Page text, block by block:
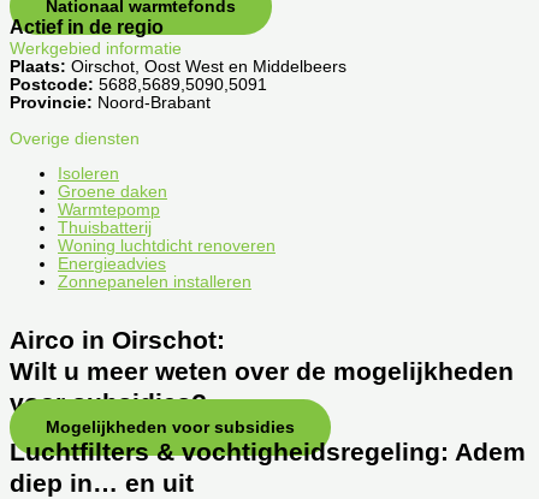
Nationaal warmtefonds
Actief in de regio
Werkgebied informatie
Plaats: Oirschot, Oost West en Middelbeers
Postcode: 5688,5689,5090,5091
Provincie: Noord-Brabant
Overige diensten
Isoleren
Groene daken
Warmtepomp
Thuisbatterij
Woning luchtdicht renoveren
Energieadvies
Zonnepanelen installeren
Airco in Oirschot:
Wilt u meer weten over de mogelijkheden
voor subsidies?
Mogelijkheden voor subsidies
Luchtfilters & vochtigheidsregeling: Adem
diep in… en uit